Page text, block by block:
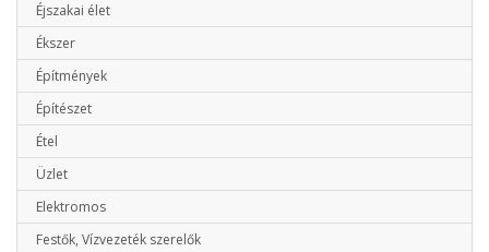
Éjszakai élet
Ékszer
Építmények
Építészet
Étel
Üzlet
Elektromos
Festők, Vízvezeték szerelők